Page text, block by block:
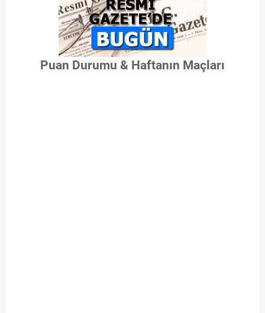
Puan Durumu & Haftanın Maçları